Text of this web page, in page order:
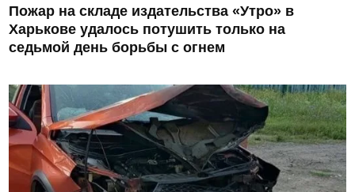
Пожар на складе издательства «Утро» в
Харькове удалось потушить только на
седьмой день борьбы с огнем